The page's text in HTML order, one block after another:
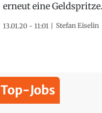
erneut eine
13.01.20 - 11:01 Stefan Eiselin
Top-Jobs